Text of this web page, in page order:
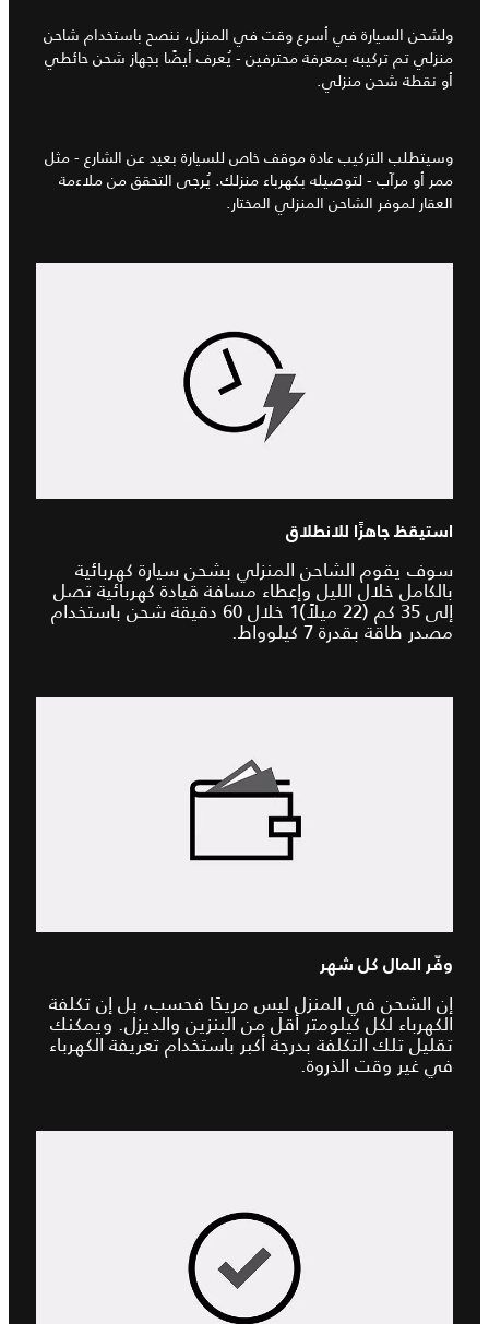
ولشحن السيارة في أسرع وقت في المنزل، ننصح باستخدام شاحن
منزلي تم تركيبه بمعرفة محترفين - يُعرف أيضًا بجهاز شحن حائطي
أو نقطة شحن منزلي.
وسيتطلب التركيب عادة موقف خاص للسيارة بعيد عن الشارع - مثل
ممر أو مرآب - لتوصيله بكهرباء منزلك. يُرجى التحقق من ملاءمة
العقار لموفر الشاحن المنزلي المختار.
استيقظ جاهزًا للانطلاق
سوف يقوم الشاحن المنزلي بشحن سيارة كهربائية
بالكامل خلال الليل وإعطاء مسافة قيادة كهربائية تصل
إلى 35 كم (22 ميلاً)1 خلال 60 دقيقة شحن باستخدام
مصدر طاقة بقدرة 7 كيلوواط.
وفّر المال كل شهر
إن الشحن في المنزل ليس مريحًا فحسب، بل إن تكلفة
الكهرباء لكل كيلومتر أقل من البنزين والديزل. ويمكنك
تقليل تلك التكلفة بدرجة أكبر باستخدام تعريفة الكهرباء
في غير وقت الذروة.